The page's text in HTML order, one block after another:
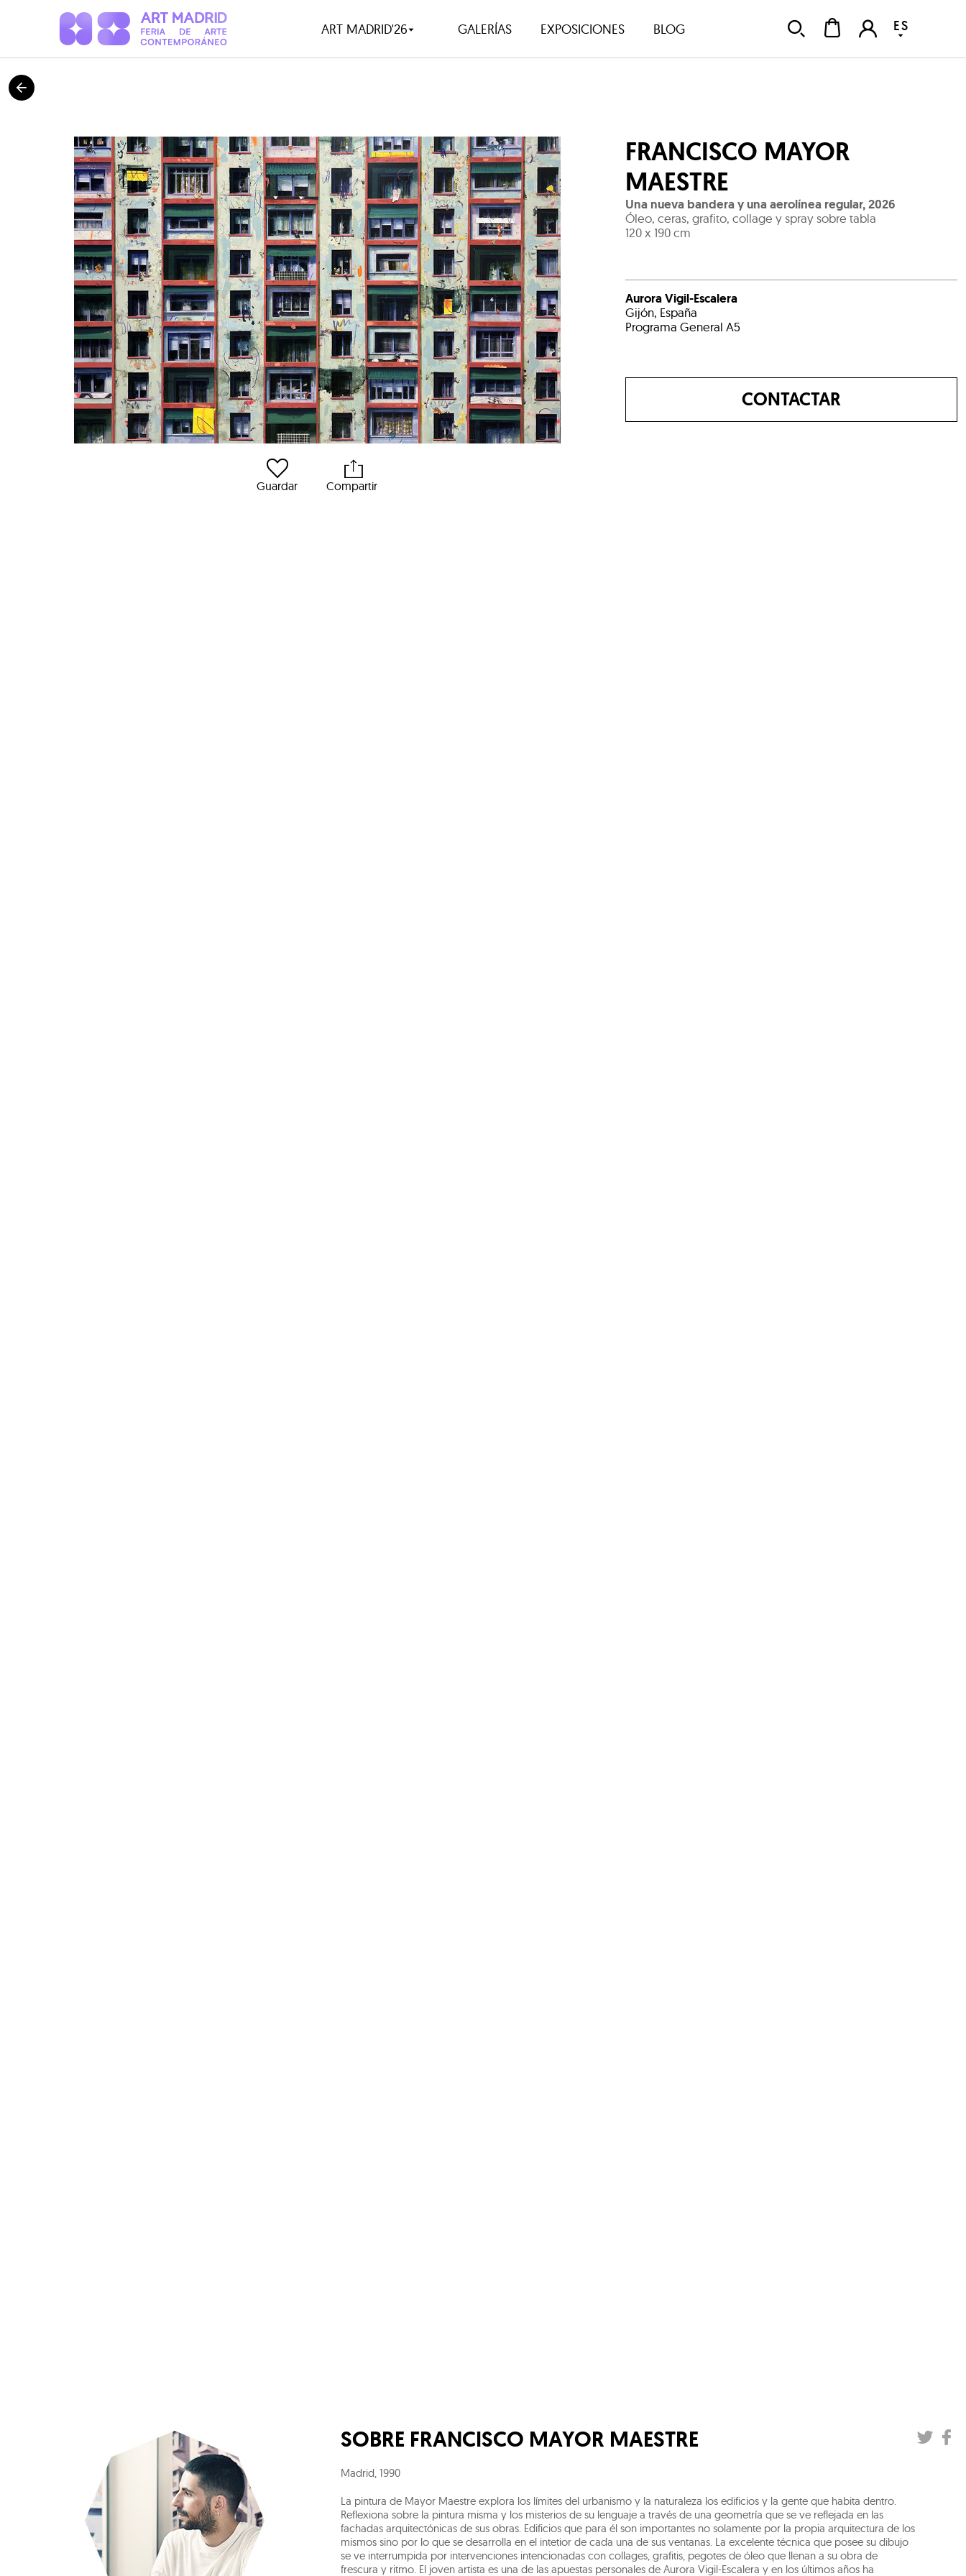
ART MADRID'26 GALERÍAS EXPOSICIONES BLOG ES
Guardar Compartir
FRANCISCO MAYOR
MAESTRE
Una nueva bandera y una aerolínea regular,2026
Óleo, ceras, grafito, collage y spray sobre tabla
120 x 190 cm
Aurora Vigil-Escalera
Gijón, España
Programa General A5
CONTACTAR
SOBRE FRANCISCO MAYOR MAESTRE
Madrid, 1990
La pintura de Mayor Maestre explora los límites del urbanismo y la naturaleza los edificios y la gente que habita dentro.
Reflexiona sobre la pintura misma y los misterios de su lenguaje a través de una geometría que se ve reflejada en las
fachadas arquitectónicas de sus obras. Edificios que para él son importantes no solamente por la propia arquitectura de los
mismos sino por lo que se desarrolla en el intetior de cada una de sus ventanas. La excelente técnica que posee su dibujo
se ve interrumpida por intervenciones intencionadas con collages, grafitis, pegotes de óleo que llenan a su obra de
frescura y ritmo. El joven artista es una de las apuestas personales de Aurora Vigil-Escalera y en los últimos años ha